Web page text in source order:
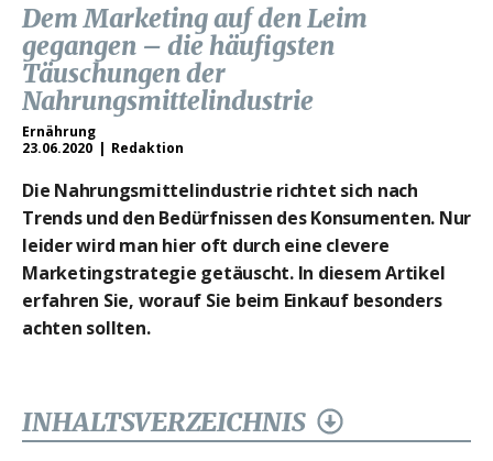
Dem Marketing auf den Leim
gegangen – die häufigsten
Täuschungen der
Nahrungsmittelindustrie
Ernährung
23.06.2020
Redaktion
Die Nahrungsmittelindustrie richtet sich nach
Trends und den Bedürfnissen des Konsumenten. Nur
leider wird man hier oft durch eine clevere
Marketingstrategie getäuscht. In diesem Artikel
erfahren Sie, worauf Sie beim Einkauf besonders
achten sollten.
INHALTSVERZEICHNIS